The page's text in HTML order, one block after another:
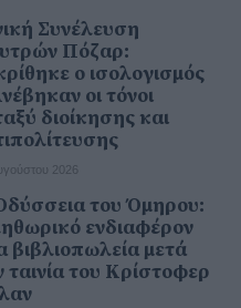
Συνέλευση
Πόζαρ:
ο ισολογισμός
οι τόνοι
διοίκησης και
2026
του Όμηρου:
ενδιαφέρον
βιβλιοπωλεία μετά
ταινία του Κρίστοφερ